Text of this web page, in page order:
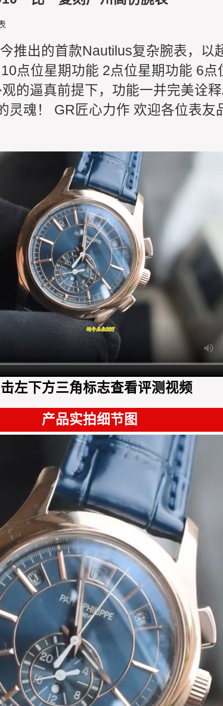
推出的首款Nautilus复杂腕表，
点位星期功能 2点位星期功能 6
的逼真前提下，功能一并完美诠
灵魂！ GR匠心力作 欢迎各位表友
左下方三角标志查看评测视频
产品实拍细节图